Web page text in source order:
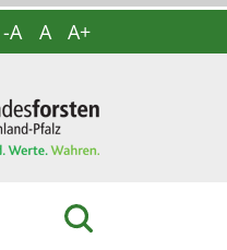
-A A A+